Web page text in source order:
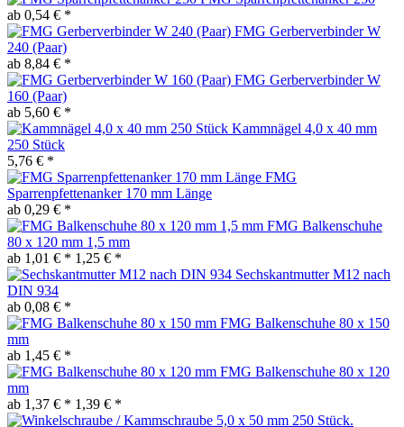
ab 0,54 € *
FMG Gerberverbinder W
240 (Paar)
ab 8,84 € *
FMG Gerberverbinder W
160 (Paar)
ab 5,60 € *
Kammnägel 4,0 x 40 mm
250 Stück
5,76 € *
FMG
Sparrenpfettenanker 170 mm Länge
ab 0,29 € *
FMG Balkenschuhe
80 x 120 mm 1,5 mm
ab 1,01 € * 1,25 € *
Sechskantmutter M12 nach
DIN 934
ab 0,08 € *
FMG Balkenschuhe 80 x 150
mm
ab 1,45 € *
FMG Balkenschuhe 80 x 120
mm
ab 1,37 € * 1,39 € *